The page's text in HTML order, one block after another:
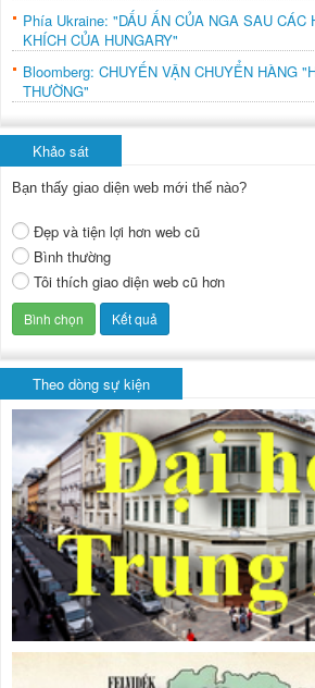
Phía Ukraine: "DẤU ẤN CỦA NGA SAU CÁC
KHÍCH CỦA HUNGARY"
Bloomberg: CHUYẾN VẬN CHUYỂN HÀNG
THƯỜNG"
Khảo sát
Bạn thấy giao diện web mới thế nào?
Đẹp và tiện lợi hơn web cũ
Bình thường
Tôi thích giao diện web cũ hơn
Theo dòng sự kiện